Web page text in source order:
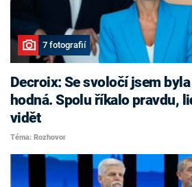
7 fotografií
Decroix: Se svoločí jsem
hodná. Spolu říkalo pravdu,
vidět
Téma: Rozhovor